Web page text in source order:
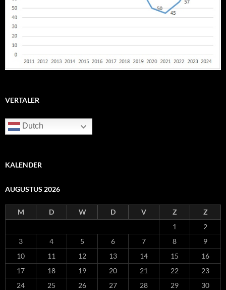
VERTALER
Dutch
KALENDER
AUGUSTUS 2026
M D W D V Z
Z
1
2
3
4 5 6 7 8
9
10
11 12 13 14 15
16
17
18 19 20 21 22
23
24
25 26 27 28 29
30